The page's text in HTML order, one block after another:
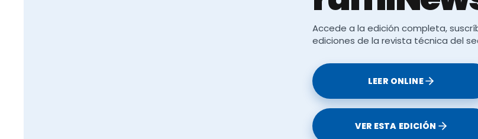
Le puede interesar:
Accede a la edición completa,
ediciones de la revista técnica del
LEER ONLINE
VER ESTA EDICIÓN